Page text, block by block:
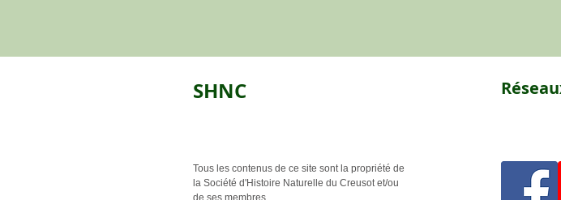
SHNC
Tous les contenus de ce site sont la propriété de
la Société d'Histoire Naturelle du Creusot et/ou
de ses membres.